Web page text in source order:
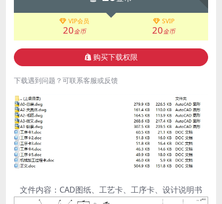
VIP会员
20金币
SVIP
20金币
购买下载权限
下载遇到问题？可联系客服或反馈
文件内容：CAD图纸、工艺卡、工序卡、设计说明书